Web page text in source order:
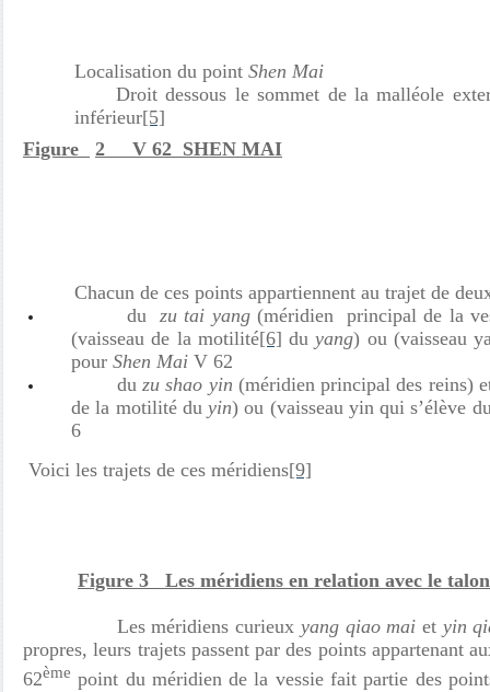
Localisation du pointShen Mai
Droit dessous le sommet de la malléole
inférieur[5]
Figure
2 V 62 SHEN MAI
Chacun de ces points appartiennent au trajet de
duzu tai yang(méridien principal de la
(vaisseau de la motilité[6] duyang) ou (vaisseau
pour Shen Mai V 62
duzu shao yin (méridien principal des reins)
de la motilité duyin) ou (vaisseau yin qui s’élève
6
Voici les trajets de ces méridiens[9]
Figure 3 Les méridiens en relation avec le talon
Les méridiens curieux yang qiao mai et yin
propres, leurs trajets passent par des points appartenant
62ème point du méridien de la vessie fait partie des